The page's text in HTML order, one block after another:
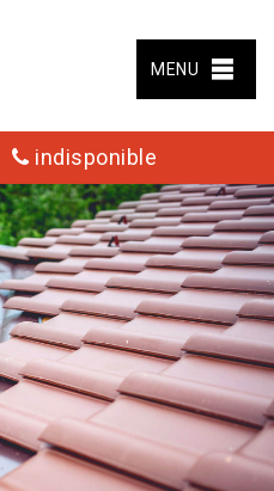
MENU
indisponible